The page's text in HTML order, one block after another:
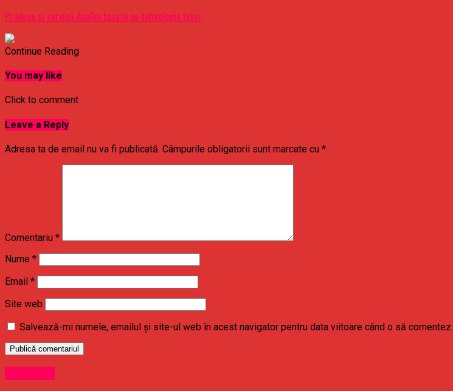
Produse si servicii Analko bazate pe tehnologia laser
Continue Reading
You may like
Click to comment
Leave a Reply
Adresa ta de email nu va fi publicată. Câmpurile obligatorii sunt marcate cu *
Comentariu *
Nume *
Email *
Site web
Salvează-mi numele, emailul și site-ul web în acest navigator pentru data viitoare când o să comentez.